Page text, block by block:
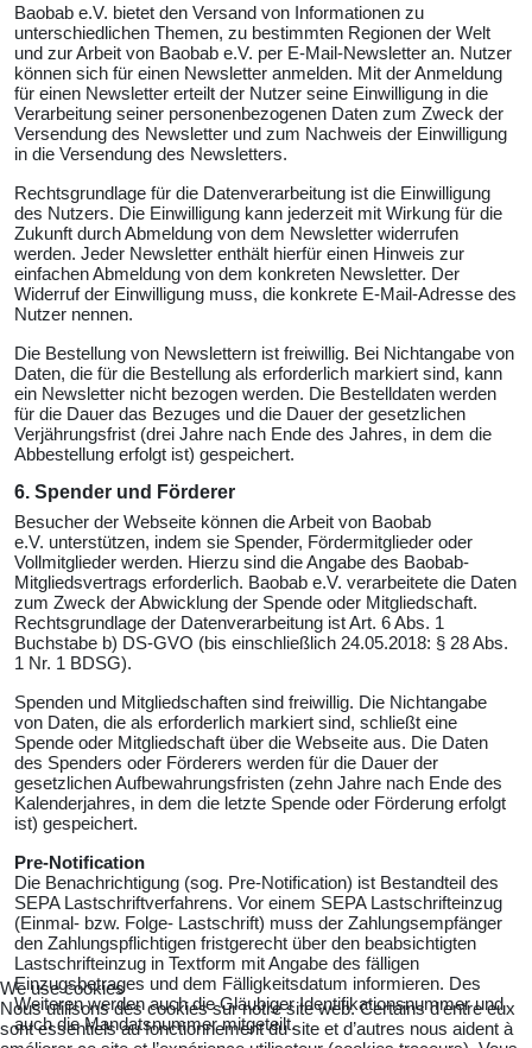
Baobab e.V. bietet den Versand von Informationen zu
unterschiedlichen Themen, zu bestimmten Regionen der Welt
und zur Arbeit von Baobab e.V. per E-Mail-Newsletter an. Nutzer
können sich für einen Newsletter anmelden. Mit der Anmeldung
für einen Newsletter erteilt der Nutzer seine Einwilligung in die
Verarbeitung seiner personenbezogenen Daten zum Zweck der
Versendung des Newsletter und zum Nachweis der Einwilligung
in die Versendung des Newsletters.
Rechtsgrundlage für die Datenverarbeitung ist die Einwilligung
des Nutzers. Die Einwilligung kann jederzeit mit Wirkung für die
Zukunft durch Abmeldung von dem Newsletter widerrufen
werden. Jeder Newsletter enthält hierfür einen Hinweis zur
einfachen Abmeldung von dem konkreten Newsletter. Der
Widerruf der Einwilligung muss, die konkrete E-Mail-Adresse des
Nutzer nennen.
Die Bestellung von Newslettern ist freiwillig. Bei Nichtangabe von
Daten, die für die Bestellung als erforderlich markiert sind, kann
ein Newsletter nicht bezogen werden. Die Bestelldaten werden
für die Dauer das Bezuges und die Dauer der gesetzlichen
Verjährungsfrist (drei Jahre nach Ende des Jahres, in dem die
Abbestellung erfolgt ist) gespeichert.
6. Spender und Förderer
Besucher der Webseite können die Arbeit von Baobab
e.V. unterstützen, indem sie Spender, Fördermitglieder oder
Vollmitglieder werden. Hierzu sind die Angabe des Baobab-
Mitgliedsvertrags erforderlich. Baobab e.V. verarbeitete die Daten
zum Zweck der Abwicklung der Spende oder Mitgliedschaft.
Rechtsgrundlage der Datenverarbeitung ist Art. 6 Abs. 1
Buchstabe b) DS-GVO (bis einschließlich 24.05.2018: § 28 Abs.
1 Nr. 1 BDSG).
Spenden und Mitgliedschaften sind freiwillig. Die Nichtangabe
von Daten, die als erforderlich markiert sind, schließt eine
Spende oder Mitgliedschaft über die Webseite aus. Die Daten
des Spenders oder Förderers werden für die Dauer der
gesetzlichen Aufbewahrungsfristen (zehn Jahre nach Ende des
Kalenderjahres, in dem die letzte Spende oder Förderung erfolgt
ist) gespeichert.
Pre-Notification
Die Benachrichtigung (sog. Pre-Notification) ist Bestandteil des
SEPA Lastschriftverfahrens. Vor einem SEPA Lastschrifteinzug
(Einmal- bzw. Folge- Lastschrift) muss der Zahlungsempfänger
den Zahlungspflichtigen fristgerecht über den beabsichtigten
Lastschrifteinzug in Textform mit Angabe des fälligen
Einzugsbetrages und dem Fälligkeitsdatum informieren. Des
Weiteren werden auch die Gläubiger Identifikationsnummer und
auch die Mandatsnummer mitgeteilt.
We use cookies
Nous utilisons des cookies sur notre site web. Certains d’entre eux
sont essentiels au fonctionnement du site et d’autres nous aident à